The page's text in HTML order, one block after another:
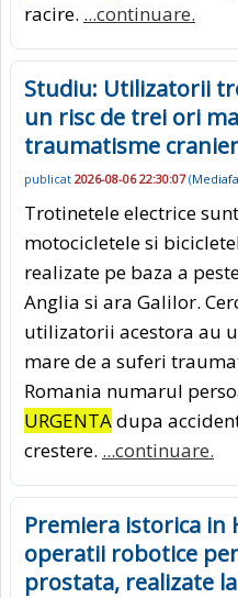
racire. ...continuare.
Studiu: Utilizatorii
un risc de trei ori
traumatisme
publicat 2026-08-06 22:30:07(
Trotinetele electrice
motocicletele si
realizate pe baza a
Anglia si ara Galilor.
utilizatorii acestora au
mare de a suferi
Romania numarul
URGENTAdupa
crestere. ...continuare.
Premiera istorica in
operatii robotice
prostata, realizate